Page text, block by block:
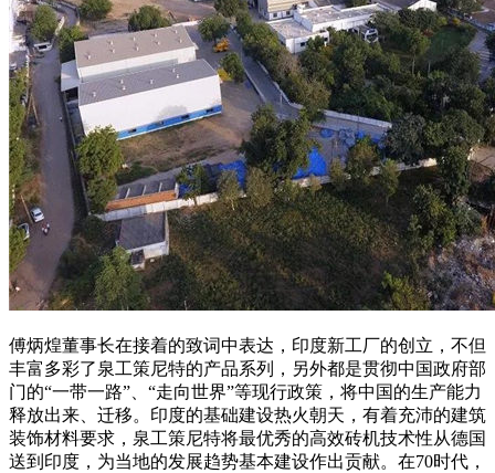
傅炳煌董事长在接着的致词中表达，印度新工厂的创立，不但
丰富多彩了泉工策尼特的产品系列，另外都是贯彻中国政府部
门的“一带一路”、“走向世界”等现行政策，将中国的生产能力
释放出来、迁移。印度的基础建设热火朝天，有着充沛的建筑
装饰材料要求，泉工策尼特将最优秀的高效砖机技术性从德国
送到印度，为当地的发展趋势基本建设作出贡献。在70时代，